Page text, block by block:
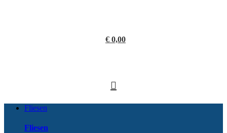
€ 0,00
Fliesen
Fliesen